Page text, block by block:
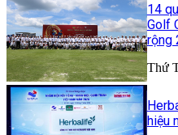
14
Golf
rộng
Thứ
hiệu